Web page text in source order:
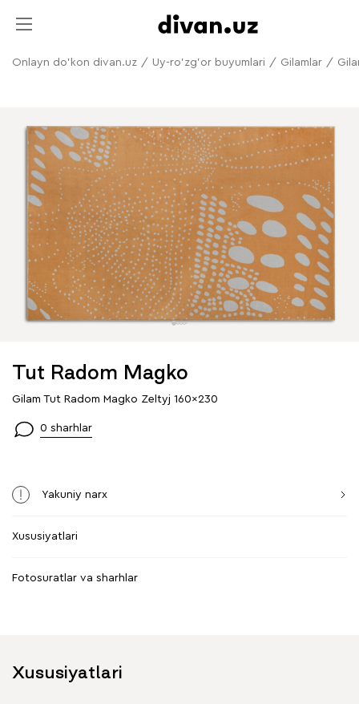
Onlayn do'kon divan.uz / Uy-ro'zg'or buyumlari / Gilamlar /
Tut Radom Magko
Gilam Tut Radom Magko Zeltyj 160x230
0 sharhlar
Yakuniy narx
Xususiyatlari
Fotosuratlar va sharhlar
Xususiyatlari